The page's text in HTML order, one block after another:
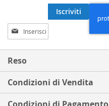
Iscriviti
alla
nostra
Newsletter:
Iscriviti
Reso
Condizioni di Vendita